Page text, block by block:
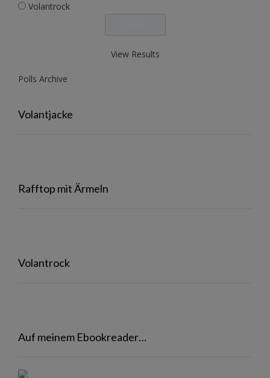
Volantrock
View Results
Polls Archive
Volantjacke
Rafftop mit Ärmeln
Volantrock
Auf meinem Ebookreader…